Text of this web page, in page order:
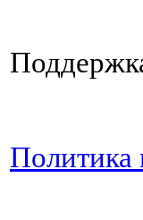
Политика